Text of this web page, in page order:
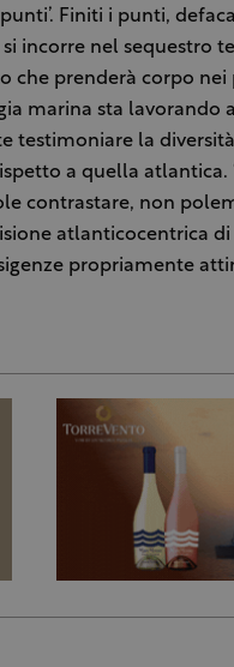
Finiti i punti,
incorre nel sequestro
che prenderà corpo nei
marina sta lavorando
testimoniare la
a quella
contrastare, non
atlanticocentrica
propriamente